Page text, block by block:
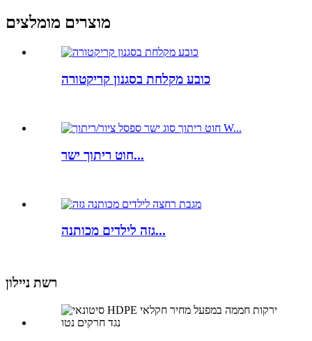
מוצרים מומלצים
כובע מקלחת בסגנון קריקטורה
חוט ריתוך ישר...
גזה לילדים מכותנה...
רשת ניילון